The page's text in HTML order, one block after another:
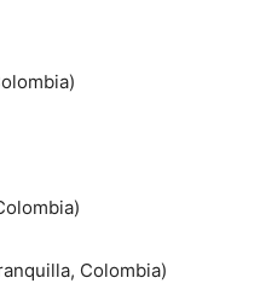
Colombia)